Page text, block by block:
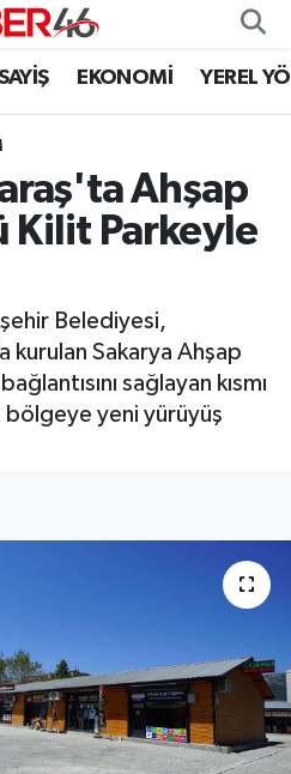
EKONOMİ YEREL
Ahşap
Kilit Parkeyle
Belediyesi,
kurulan Sakarya Ahşap
sağlayan kısmı
bölgeye yeni yürüyüş
Vakitleri
ve Fikstür